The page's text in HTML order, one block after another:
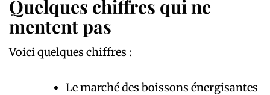
Quelques chiffres qui ne
mentent pas
Voici quelques chiffres :
Le marché des boissons énergisantes